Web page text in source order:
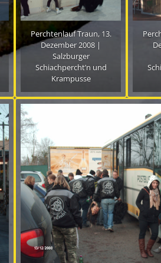
Perchtenlauf Traun, 13.
Dezember 2008 |
Salzburger
Schiachpercht’n und
Krampusse